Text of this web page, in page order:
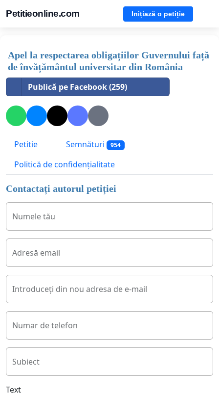
Petitieonline.com Inițiază o petiție
Apel la respectarea obligațiilor Guvernului față
de învățământul universitar din România
Publică pe Facebook (259)
Petitie Semnături 954
Politică de confidențialitate
Contactați autorul petiției
Numele tău
Adresă email
Introduceți din nou adresa de e-mail
Numar de telefon
Subiect
Text